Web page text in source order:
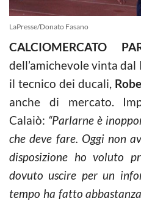
LaPresse/Donato Fasano
CALCIOMERCATO
dell’amichevole vinta
il tecnico dei ducali,
anche di mercato.
Calaiò: “Parlarne è
che deve fare. Oggi non
disposizione ho voluto
dovuto uscire per un
tempo ha fatto